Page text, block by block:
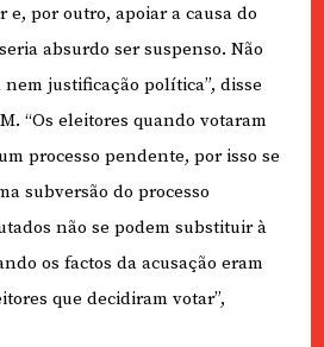
e, por outro, apoiar a causa do
absurdo ser suspenso. Não
justificação política”, disse
“Os eleitores quando votaram
processo pendente, por isso se
subversão do processo
não se podem substituir à
os factos da acusação eram
que decidiram votar”,